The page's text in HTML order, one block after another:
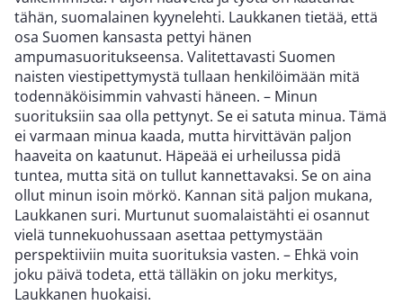
tähän, suomalainen kyynelehti. Laukkanen tietää, että
osa Suomen kansasta pettyi hänen
ampumasuoritukseensa. Valitettavasti Suomen
naisten viestipettymystä tullaan henkilöimään mitä
todennäköisimmin vahvasti häneen. – Minun
suorituksiin saa olla pettynyt. Se ei satuta minua. Tämä
ei varmaan minua kaada, mutta hirvittävän paljon
haaveita on kaatunut. Häpeää ei urheilussa pidä
tuntea, mutta sitä on tullut kannettavaksi. Se on aina
ollut minun isoin mörkö. Kannan sitä paljon mukana,
Laukkanen suri. Murtunut suomalaistähti ei osannut
vielä tunnekuohussaan asettaa pettymystään
perspektiiviin muita suorituksia vasten. – Ehkä voin
joku päivä todeta, että tälläkin on joku merkitys,
Laukkanen huokaisi.